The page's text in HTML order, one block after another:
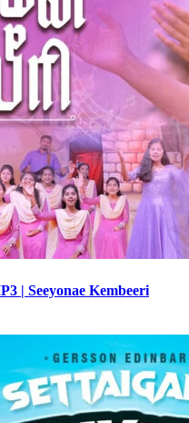
| Seeyonae Kembeeri